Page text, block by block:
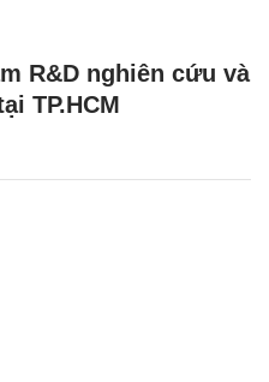
R&D nghiên cứu và
TP.HCM